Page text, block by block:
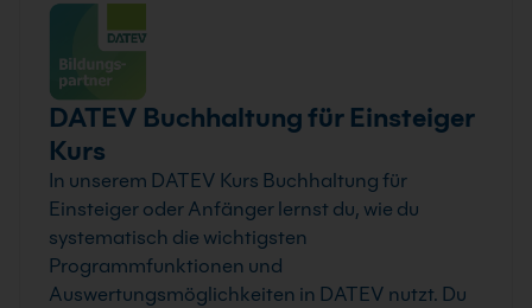
DATEV Buchhaltung für Einsteiger
Kurs
In unserem DATEV Kurs Buchhaltung für
Einsteiger oder Anfänger lernst du, wie du
systematisch die wichtigsten
Programmfunktionen und
Auswertungsmöglichkeiten in DATEV nutzt. Du